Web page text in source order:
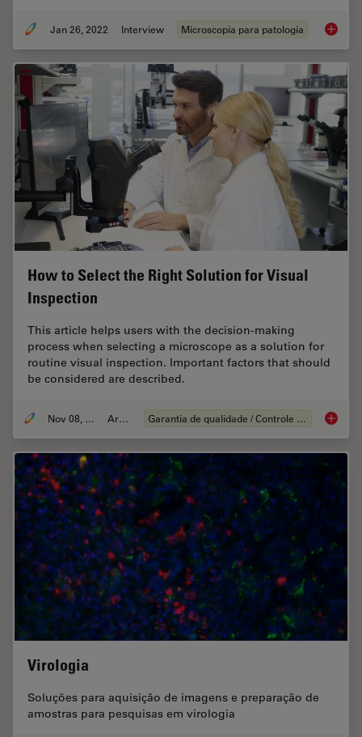
Jan 26, 2022 Interview Microscopia para patologia The
How to Select the Right Solution for Visual
Inspection
This article helps users with the decision-making
process when selecting a microscope as a solution for
routine visual inspection. Important factors that should
be considered are described.
Nov 08, 2021 Article Garantia de qualidade / Controle de qualidade How to
Virologia
Soluções para aquisição de imagens e preparação de
amostras para pesquisas em virologia